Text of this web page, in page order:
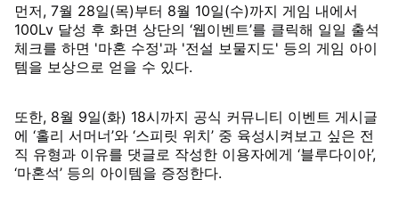
먼저, 7월 28일(목)부터 8월 10일(수)까지 게임 내에서
100Lv 달성 후 화면 상단의 ‘웹이벤트’를 클릭해 일일 출석
체크를 하면 '마혼 수정'과 '전설 보물지도' 등의 게임 아이
템을 보상으로 얻을 수 있다.
또한, 8월 9일(화) 18시까지 공식 커뮤니티 이벤트 게시글
에 ‘홀리 서머너’와 ‘스피릿 위치’ 중 육성시켜보고 싶은 전
직 유형과 이유를 댓글로 작성한 이용자에게 ‘블루다이아’,
‘마혼석’ 등의 아이템을 증정한다.